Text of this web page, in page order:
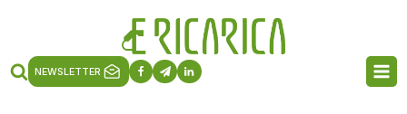
NEWSLETTER